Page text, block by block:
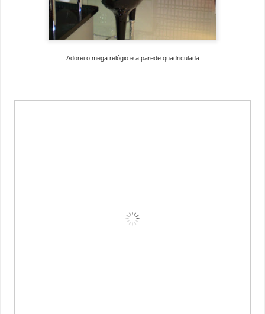
Adorei o mega relógio e a parede quadriculada